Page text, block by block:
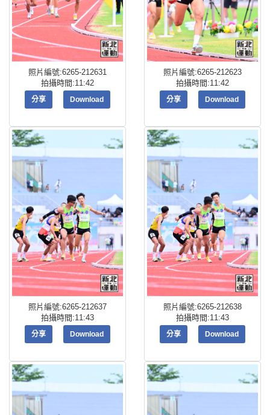
照片編號:6265-212631
拍攝時間:11:42
分享 Download
照片編號:6265-212623
拍攝時間:11:42
分享 Download
照片編號:6265-212637
拍攝時間:11:43
分享 Download
照片編號:6265-212638
拍攝時間:11:43
分享 Download